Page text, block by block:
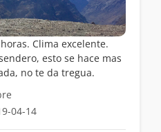
Clima excelente.
esto se hace mas
no te da tregua.
04-14